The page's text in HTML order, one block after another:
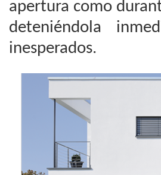
apertura como
deteniéndola
inesperados.